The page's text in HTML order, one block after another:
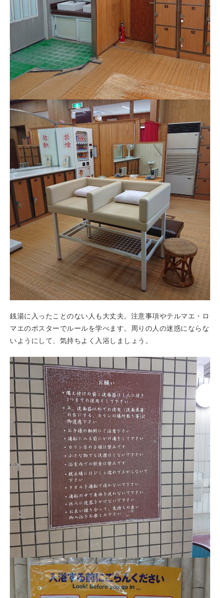
銭湯に入ったことのない人も大丈夫。注意事項やテルマエ・ロ
マエのポスターでルールを学べます。周りの人の迷惑にならな
いようにして、気持ちよく入浴しましょう。